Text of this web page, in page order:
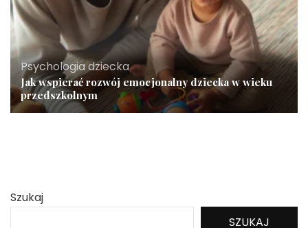
Psychologia dziecka
Jak wspierać rozwój emocjonalny dziecka w wieku
przedszkolnym
Szukaj
SZUKAJ